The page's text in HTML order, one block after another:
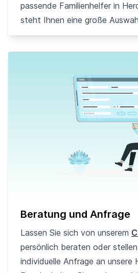
passende Familienhelfer in
steht Ihnen eine große
Beratung und Anfrage
Lassen Sie sich von unserem
persönlich beraten oder
individuelle Anfrage an unsere